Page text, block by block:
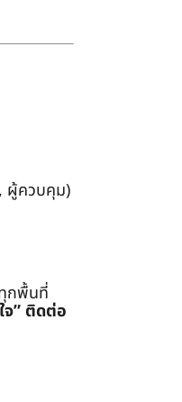
ผู้ควบคุม)
กพื้นที่
” ติดต่อ